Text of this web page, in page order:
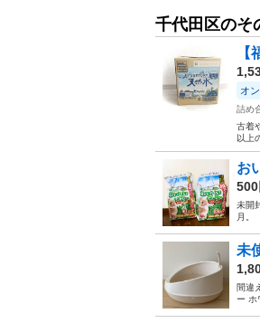
千代田区のそ
オ
詰め
古着
以上
お
500
未開
月。
未
間違
ー